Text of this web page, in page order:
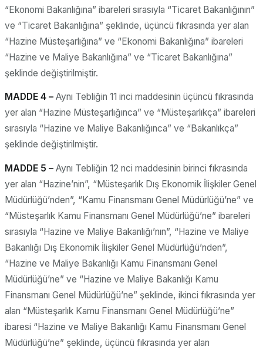
“Ekonomi Bakanlığına” ibareleri sırasıyla “Ticaret Bakanlığının”
ve “Ticaret Bakanlığına” şeklinde, üçüncü fıkrasında yer alan
“Hazine Müsteşarlığına” ve “Ekonomi Bakanlığına” ibareleri
“Hazine ve Maliye Bakanlığına” ve “Ticaret Bakanlığına”
şeklinde değiştirilmiştir.
MADDE 4 – Aynı Tebliğin 11 inci maddesinin üçüncü fıkrasında
yer alan “Hazine Müsteşarlığınca” ve “Müsteşarlıkça” ibareleri
sırasıyla “Hazine ve Maliye Bakanlığınca” ve “Bakanlıkça”
şeklinde değiştirilmiştir.
MADDE 5 – Aynı Tebliğin 12 nci maddesinin birinci fıkrasında
yer alan “Hazine’nin”, “Müsteşarlık Dış Ekonomik İlişkiler Genel
Müdürlüğü’nden”, “Kamu Finansmanı Genel Müdürlüğü’ne” ve
“Müsteşarlık Kamu Finansmanı Genel Müdürlüğü’ne” ibareleri
sırasıyla “Hazine ve Maliye Bakanlığı’nın”, “Hazine ve Maliye
Bakanlığı Dış Ekonomik İlişkiler Genel Müdürlüğü’nden”,
“Hazine ve Maliye Bakanlığı Kamu Finansmanı Genel
Müdürlüğü’ne” ve “Hazine ve Maliye Bakanlığı Kamu
Finansmanı Genel Müdürlüğü’ne” şeklinde, ikinci fıkrasında yer
alan “Müsteşarlık Kamu Finansmanı Genel Müdürlüğü’ne”
ibaresi “Hazine ve Maliye Bakanlığı Kamu Finansmanı Genel
Müdürlüğü’ne” şeklinde, üçüncü fıkrasında yer alan